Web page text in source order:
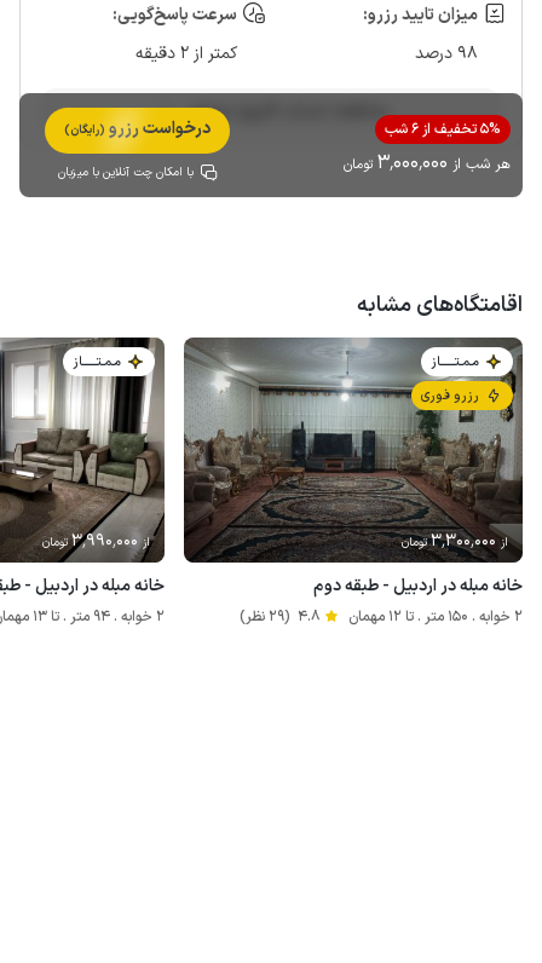
میزان تایید رزرو:
98 درصد
سرعت پاسخ‌گویی:
کمتر از 2 دقیقه
مشاهده حساب کاربری میزبان
5% تخفیف از 6 شب
هر شب از 3٬000٬000 تومان
درخواست رزرو (رایگان)
با امکان چت آنلاین با میزبان
اقامتگاه‌های مشابه
مـمـتــــــاز
رزرو فوری
از 3٬300٬000تومان
خانه مبله در اردبیل - طبقه دوم
2 خوابه . 150 متر . تا 12 مهمان 4.8 (29 نظر)
مـمـتــــــاز
از 3٬990٬000تومان
خانه مبله در اردبیل -
2 خوابه . 94 متر . تا 13 مهمان